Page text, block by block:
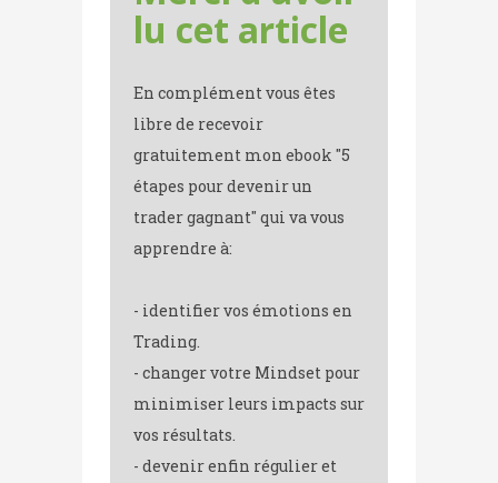
lu cet article
En complément vous êtes
libre de recevoir
gratuitement mon ebook "5
étapes pour devenir un
trader gagnant" qui va vous
apprendre à:
- identifier vos émotions en
Trading.
- changer votre Mindset pour
minimiser leurs impacts sur
vos résultats.
- devenir enfin régulier et